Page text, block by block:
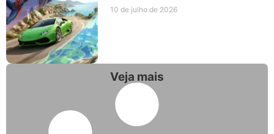
10 de julho de 2026
Veja mais